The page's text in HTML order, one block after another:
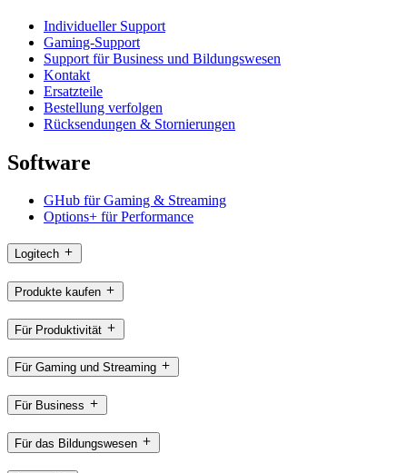
Individueller Support
Gaming-Support
Support für Business und Bildungswesen
Kontakt
Ersatzteile
Bestellung verfolgen
Rücksendungen & Stornierungen
Software
GHub für Gaming & Streaming
Options+ für Performance
Logitech
Produkte kaufen
Für Produktivität
Für Gaming und Streaming
Für Business
Für das Bildungswesen